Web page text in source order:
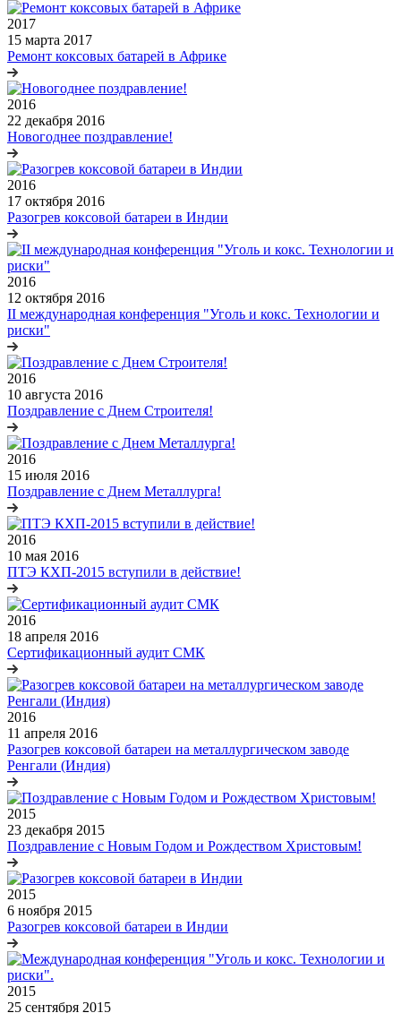
2017
15 марта 2017
Ремонт коксовых батарей в Африке
2016
22 декабря 2016
Новогоднее поздравление!
2016
17 октября 2016
Разогрев коксовой батареи в Индии
2016
12 октября 2016
II международная конференция "Уголь и кокс. Технологии и
риски"
2016
10 августа 2016
Поздравление с Днем Строителя!
2016
15 июля 2016
Поздравление с Днем Металлурга!
2016
10 мая 2016
ПТЭ КХП-2015 вступили в действие!
2016
18 апреля 2016
Сертификационный аудит СМК
2016
11 апреля 2016
Разогрев коксовой батареи на металлургическом заводе
Ренгали (Индия)
2015
23 декабря 2015
Поздравление с Новым Годом и Рождеством Христовым!
2015
6 ноября 2015
Разогрев коксовой батареи в Индии
2015
25 сентября 2015